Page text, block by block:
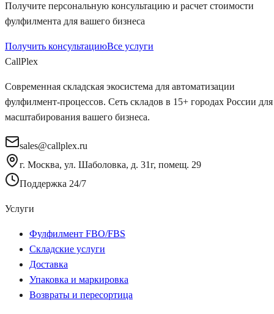
Получите персональную консультацию и расчет стоимости
фулфилмента для вашего бизнеса
Получить консультациюВсе услуги
CallPlex
Современная складская экосистема для автоматизации
фулфилмент-процессов. Сеть складов в 15+ городах России для
масштабирования вашего бизнеса.
sales@callplex.ru
г. Москва, ул. Шаболовка, д. 31г, помещ. 29
Поддержка 24/7
Услуги
Фулфилмент FBO/FBS
Складские услуги
Доставка
Упаковка и маркировка
Возвраты и пересортица